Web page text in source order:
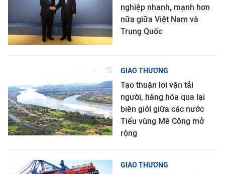
nghiệp nhanh, mạnh hơn
nữa giữa Việt Nam và
Trung Quốc
GIAO THƯƠNG
Tạo thuận lợi vận tải
người, hàng hóa qua lại
biên giới giữa các nước
Tiểu vùng Mê Công mở
rộng
GIAO THƯƠNG